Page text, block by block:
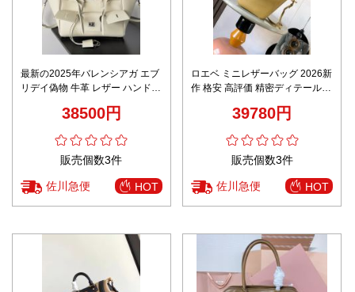
最新の2025年バレンシアガ エブ
リデイ偽物 牛革 レザー ハンドバ
38500円
販売個数3件
佐川急便 HOT
ロエベ ミニレザーバッグ 2026新
作 格安 高評価 精密ディテール
心の日本倉庫39780円
販売個数3件
佐川急便 HOT